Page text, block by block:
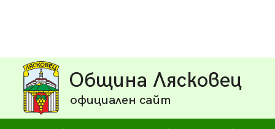
Община Лясковец
официален сайт